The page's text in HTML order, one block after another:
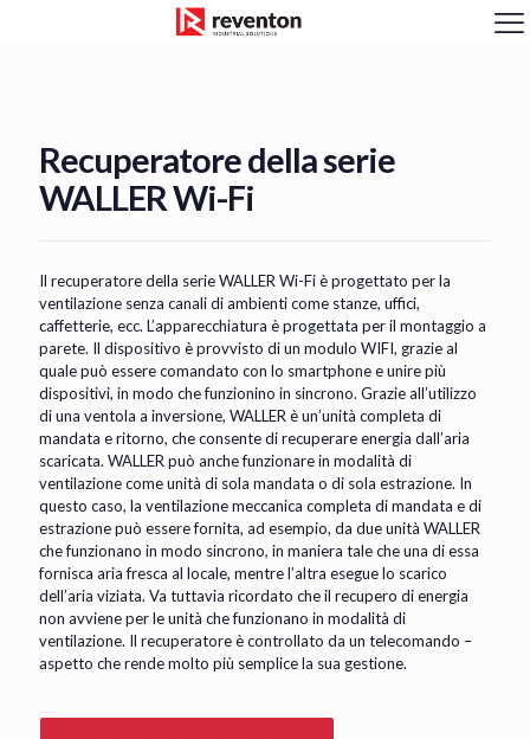
Recuperatore della serie
WALLER Wi-Fi
Il recuperatore della serie WALLER Wi-Fi è progettato per la
ventilazione senza canali di ambienti come stanze, uffici,
caffetterie, ecc. L’apparecchiatura è progettata per il montaggio a
parete. Il dispositivo è provvisto di un modulo WIFI, grazie al
quale può essere comandato con lo smartphone e unire più
dispositivi, in modo che funzionino in sincrono. Grazie all’utilizzo
di una ventola a inversione, WALLER è un’unità completa di
mandata e ritorno, che consente di recuperare energia dall’aria
scaricata. WALLER può anche funzionare in modalità di
ventilazione come unità di sola mandata o di sola estrazione. In
questo caso, la ventilazione meccanica completa di mandata e di
estrazione può essere fornita, ad esempio, da due unità WALLER
che funzionano in modo sincrono, in maniera tale che una di essa
fornisca aria fresca al locale, mentre l’altra esegue lo scarico
dell’aria viziata. Va tuttavia ricordato che il recupero di energia
non avviene per le unità che funzionano in modalità di
ventilazione. Il recuperatore è controllato da un telecomando –
aspetto che rende molto più semplice la sua gestione.